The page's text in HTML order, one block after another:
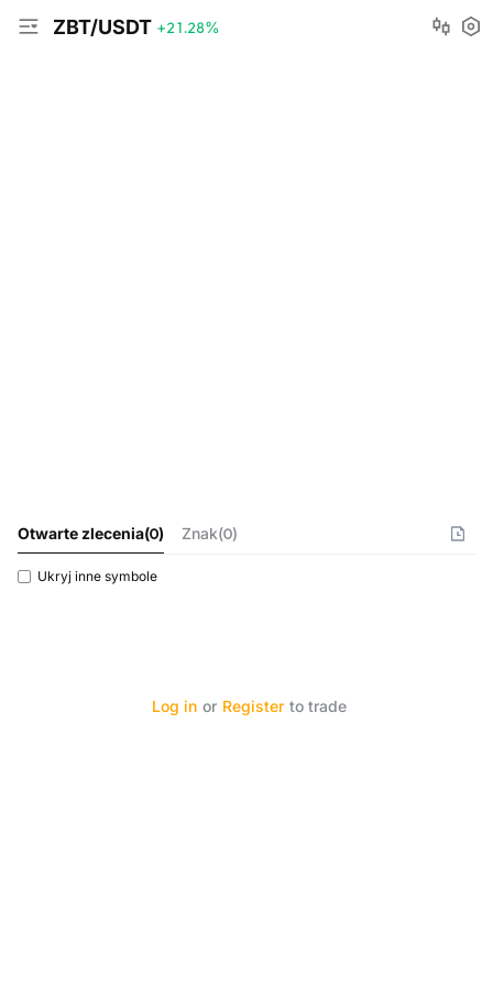
ZBT/USDT +21.28%
Otwarte zlecenia(0) Znak(0)
Ukryj inne symbole
Log in or Register to trade